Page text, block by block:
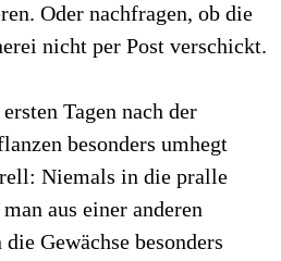
Oder nachfragen, ob die
nicht per Post verschickt.
Tagen nach der
besonders umhegt
Niemals in die pralle
aus einer anderen
Gewächse besonders